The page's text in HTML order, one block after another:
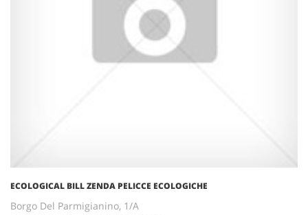
ECOLOGICAL BILL ZENDA PELICCE ECOLOGICHE
Borgo Del Parmigianino, 1/A